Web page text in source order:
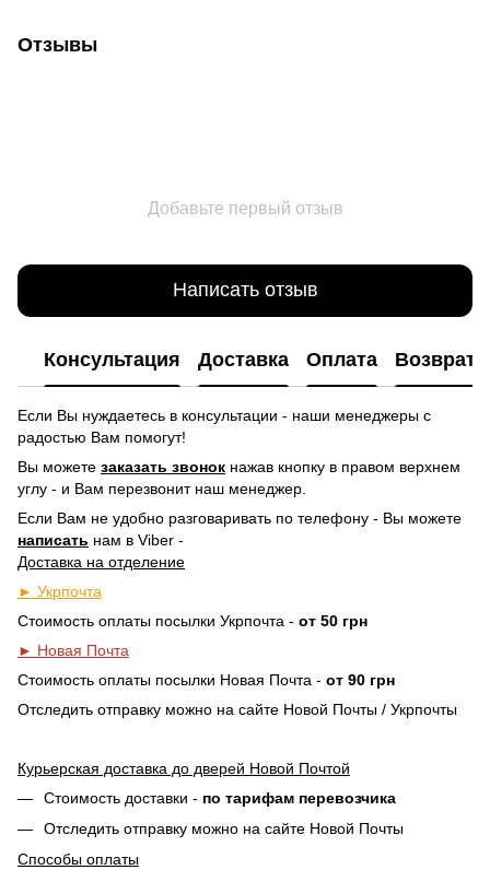
Отзывы
Добавьте первый отзыв
Написать отзыв
Консультация Доставка Оплата Возврат
Если Вы нуждаетесь в консультации - наши менеджеры с
радостью Вам помогут!
Вы можете заказать звонок нажав кнопку в правом верхнем
углу - и Вам перезвонит наш менеджер.
Если Вам не удобно разговаривать по телефону - Вы можете
написать нам в Viber -
Доставка на отделение
► Укрпочта
Стоимость оплаты посылки Укрпочта - от 50 грн
► Новая Почта
Стоимость оплаты посылки Новая Почта - от 90 грн
Отследить отправку можно на сайте Новой Почты / Укрпочты
Курьерская доставка до дверей Новой Почтой
Стоимость доставки - по тарифам перевозчика
Отследить отправку можно на сайте Новой Почты
Способы оплаты